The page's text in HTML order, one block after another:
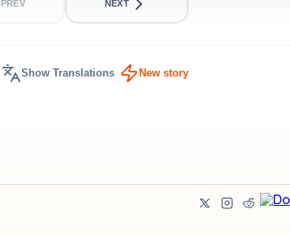
PREV NEXT
Show Translations New story